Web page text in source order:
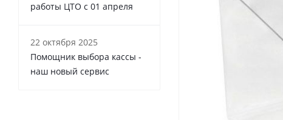
работы ЦТО с 01 апреля
22 октября 2025
Помощник выбора кассы -
наш новый сервис